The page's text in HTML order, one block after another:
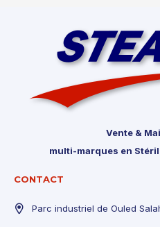
Vente &
multi-marques en
CONTACT
Parc industriel de Ouled